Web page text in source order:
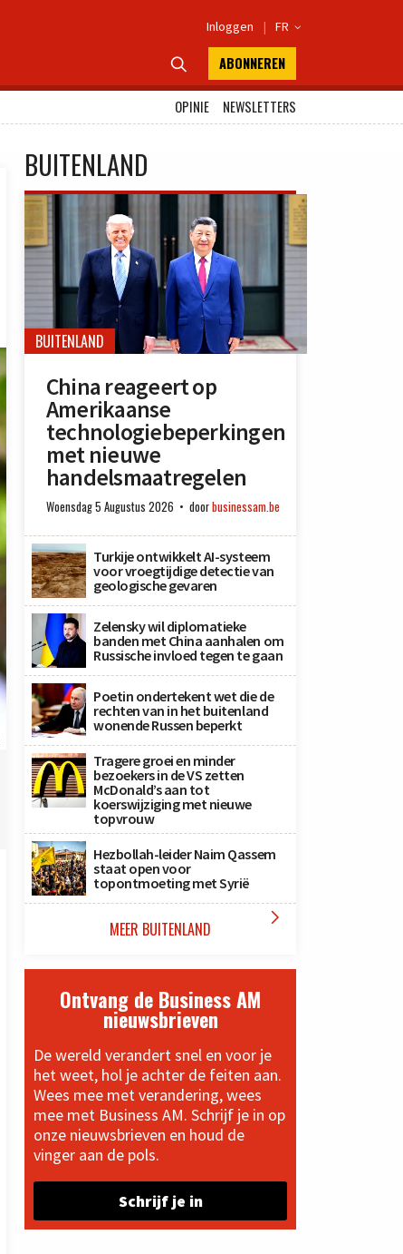
Inloggen | FR 
 ABONNEREN
OPINIE
NEWSLETTERS
BUITENLAND
BUITENLAND
China reageert op
Amerikaanse
technologiebeperkingen
met nieuwe
handelsmaatregelen
Woensdag 5 Augustus 2026 doorbusinessam.be
Turkije ontwikkelt AI-systeem
voor vroegtijdige detectie van
geologische gevaren
Zelensky wil diplomatieke
banden met China aanhalen om
Russische invloed tegen te gaan
Poetin ondertekent wet die de
rechten van in het buitenland
wonende Russen beperkt
Tragere groei en minder
bezoekers in de VS zetten
McDonald’s aan tot
koerswijziging met nieuwe
topvrouw
Hezbollah-leider Naim Qassem
staat open voor
topontmoeting met Syrië
MEER BUITENLAND 
Ontvang de Business AM
nieuwsbrieven
De wereld verandert snel en voor je
het weet, hol je achter de feiten aan.
Wees mee met verandering, wees
mee met Business AM. Schrijf je in op
onze nieuwsbrieven en houd de
vinger aan de pols.
Schrijf je in